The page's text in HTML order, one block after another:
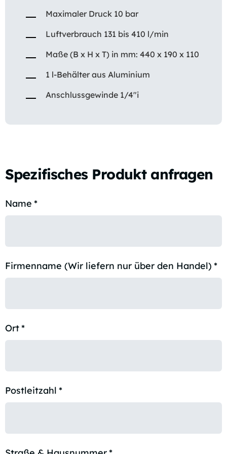
Maximaler Druck 10 bar
Luftverbrauch 131 bis 410 l/min
Maße (B x H x T) in mm: 440 x 190 x 110
1 l-Behälter aus Aluminium
Anschlussgewinde 1/4″i
Spezifisches Produkt anfragen
Name *
Firmenname (Wir liefern nur über den Handel) *
Ort*
Postleitzahl *